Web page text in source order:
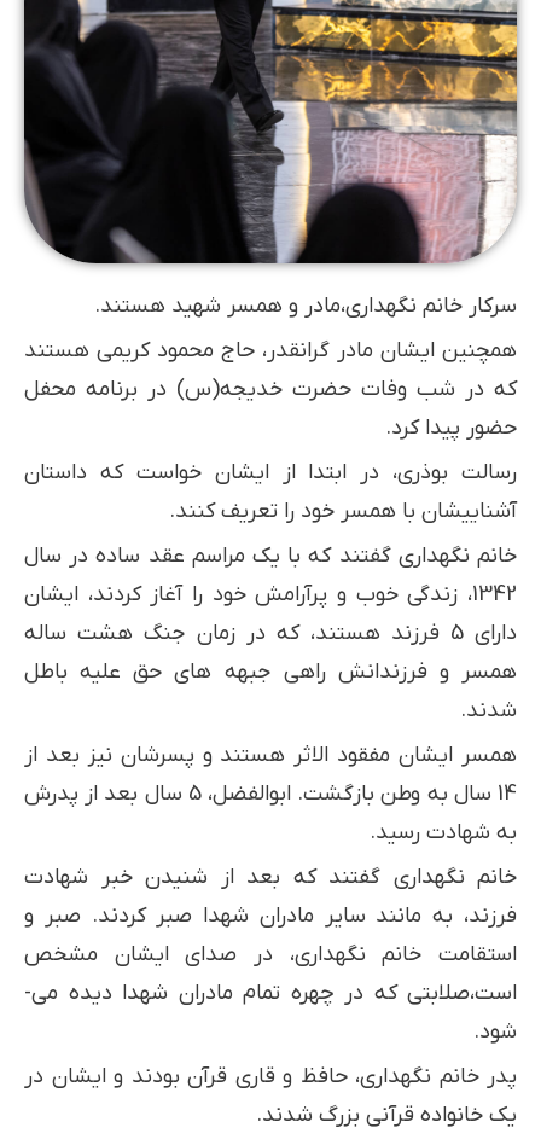
سرکار خانم نگهداری،مادر و همسر شهید هستند.
همچنین ایشان مادر گرانقدر، حاج محمود کریمی هستند
که در شب وفات حضرت خدیجه(س) در برنامه محفل
حضور پیدا کرد.
رسالت بوذری، در ابتدا از ایشان خواست که داستان
آشناییشان با همسر خود را تعریف کنند.
خانم نگهداری گفتند که با یک مراسم عقد ساده در سال
1342، زندگی خوب و پرآرامش خود را آغاز کردند، ایشان
دارای 5 فرزند هستند، که در زمان جنگ هشت ساله
همسر و فرزندانش راهی جبهه های حق علیه باطل
شدند.
همسر ایشان مفقود الاثر هستند و پسرشان نیز بعد از
14 سال به وطن بازگشت. ابوالفضل، 5 سال بعد از پدرش
به شهادت رسید.
خانم نگهداری گفتند که بعد از شنیدن خبر شهادت
فرزند، به مانند سایر مادران شهدا صبر کردند. صبر و
استقامت خانم نگهداری، در صدای ایشان مشخص
است،صلابتی که در چهره تمام مادران شهدا دیده می­
شود.
پدر خانم نگهداری، حافظ و قاری قرآن بودند و ایشان در
یک خانواده قرآنی بزرگ شدند.